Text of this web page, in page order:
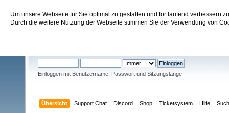
Um unsere Webseite für Sie optimal zu gestalten und fortlaufend verbessern
Durch die weitere Nutzung der Webseite stimmen Sie der Verwendung von
Sundtek Support Forum
Einloggen mit Benutzername, Passwort und Sitzungslänge
Übersicht Support Chat Discord Shop Ticketsystem Hilfe